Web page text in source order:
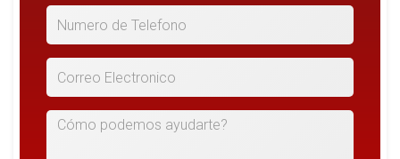
*Numero de Telefono
*Correo Electronico
Cómo podemos ayudarte?